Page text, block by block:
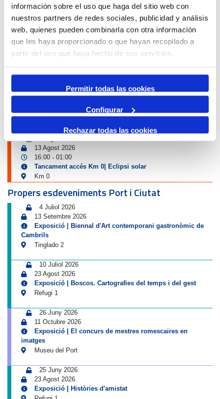
información sobre el uso que haga del sitio web con
nuestros partners de redes sociales, publicidad y análisis
web, quienes pueden combinarla con otra información
que les haya proporcionado o que hayan recopilado a
partir del uso que haya hecho de sus servicios.
Permitir todas las cookies
Configurar
Rechazar todas las cookies
40È ANIVERSARI DE LA LLIBRERIA
LA RAMBLA
Avís de circulació
13 Agost 2026
16:00 - 01:00
Tancament accés Km 0| Eclipsi solar
Km 0
Propers esdeveniments Port i Ciutat
4 Juliol 2026
13 Setembre 2026
Exposició | Biennal d'Art contemporani gastronòmic de
Cambrils
Tinglado 2
10 Juliol 2026
23 Agost 2026
Exposició | Boscos. Cartografies del temps i del gest
Refugi 1
26 Juny 2026
11 Octubre 2026
Exposició | El concurs de mestres romescaires en
imatges
Museu del Port
25 Juny 2026
23 Agost 2026
Exposició | Històries d'amistat